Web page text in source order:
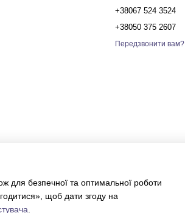
магазин створений з
+38067 524 3524
+38050 375 2607
Передзвонити вам?
для безпечної та оптимальної роботи
щоб дати згоду на